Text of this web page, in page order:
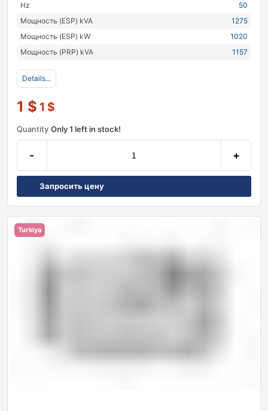
Hz
50
Мощность (ESP) kVA
1275
Мощность (ESP) kW
1020
Мощность (PRP) kVA
1157
Details...
1 $ 1 $
Quantity Only 1 left in stock!
- +
Запросить цену
Turkiya